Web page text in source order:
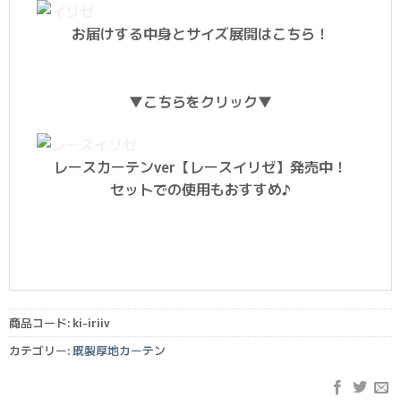
お届けする中身とサイズ展開はこちら！
▼こちらをクリック▼
レースカーテンver【レースイリゼ】発売中！
セットでの使用もおすすめ♪
商品コード: ki-iriiv
カテゴリー: 既製厚地カーテン